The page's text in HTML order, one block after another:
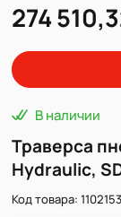
274
В наличии
Траверса
Hydraulic,
Код товара: 1102153